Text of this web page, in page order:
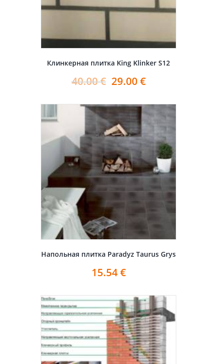
Клинкерная плитка King Klinker S12
40.00€ 29.00 €
Напольная плитка Paradyz Taurus Grys
15.54€